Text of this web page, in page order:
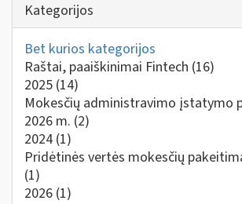
Kategorijos
Bet kurios kategorijos
Raštai, paaiškinimai Fintech (16)
2025 (14)
Mokesčių administravimo įstatymo
2026 m. (2)
2024 (1)
Pridėtinės vertės mokesčių
(1)
2026 (1)